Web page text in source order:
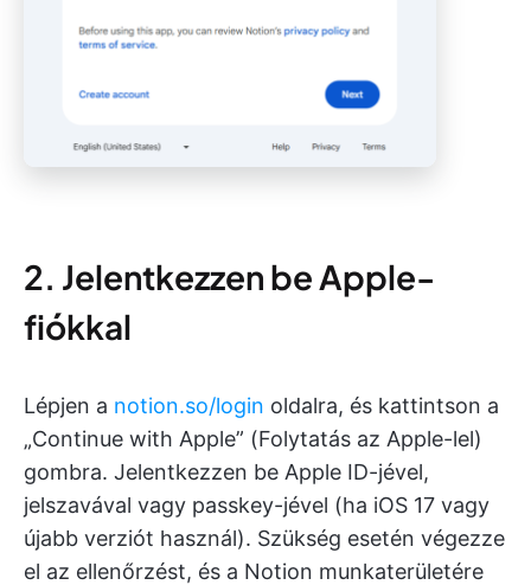
2. Jelentkezzen be Apple-
fiókkal
Lépjen a notion.so/login oldalra, és kattintson a
„Continue with Apple” (Folytatás az Apple-lel)
gombra. Jelentkezzen be Apple ID-jével,
jelszavával vagy passkey-jével (ha iOS 17 vagy
újabb verziót használ). Szükség esetén végezze
el az ellenőrzést, és a Notion munkaterületére